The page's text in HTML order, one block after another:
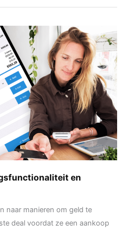
en
naar manieren om geld te
deal voordat ze een aankoop